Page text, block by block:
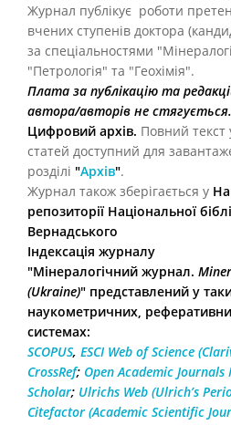
Журнал публікує роботи
вчених ступенів доктора
за спеціальностями
"Петрологія" та "Геохімія".
Плата за публікацію та
автора/авторів не стягується.
Цифровий архів. Повний текст
статей доступний для
розділі "Архів".
Журнал також зберігається у
репозиторії Національної
Вернадського
Індексація журналу
"Мінералогічний журнал.
(Ukraine)" представлений у
наукометричних,
системах:
SCOPUS, ESCI Web of Science
CrossRef; Open Academic Journals
Scholar; Ulrichs Web (Ulrich’s
Citefactor (Academic Scientific